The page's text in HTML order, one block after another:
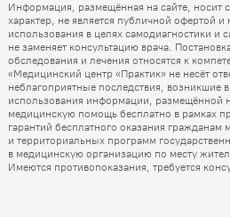
Информация, размещённая на сайте,
характер, не является публичной офертой и
использования в целях самодиагностики и
не заменяет консультацию врача.
обследования и лечения относятся к
«Медицинский центр «Практик» не несёт
неблагоприятные последствия, возникшие в
использования информации, размещённой
медицинскую помощь бесплатно в рамках
гарантий бесплатного оказания
и территориальных программ
в медицинскую организацию по месту
Имеются противопоказания, требуется